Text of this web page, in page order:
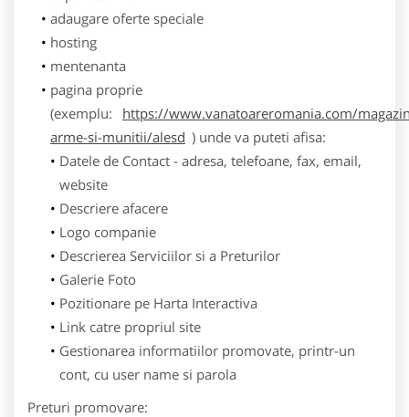
adaugare oferte speciale
hosting
mentenanta
pagina proprie
(exemplu:
https://www.vanatoareromania.com/
arme-si-munitii/alesd ) unde va puteti afisa:
Datele de Contact - adresa, telefoane, fax, email,
website
Descriere afacere
Logo companie
Descrierea Serviciilor si a Preturilor
Galerie Foto
Pozitionare pe Harta Interactiva
Link catre propriul site
Gestionarea informatiilor promovate, printr-un
cont, cu user name si parola
Preturi promovare: